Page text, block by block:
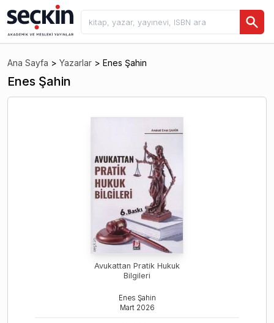
Ana Sayfa > Yazarlar > Enes Şahin
Enes Şahin
Avukattan Pratik Hukuk
Bilgileri
Enes Şahin
Mart 2026